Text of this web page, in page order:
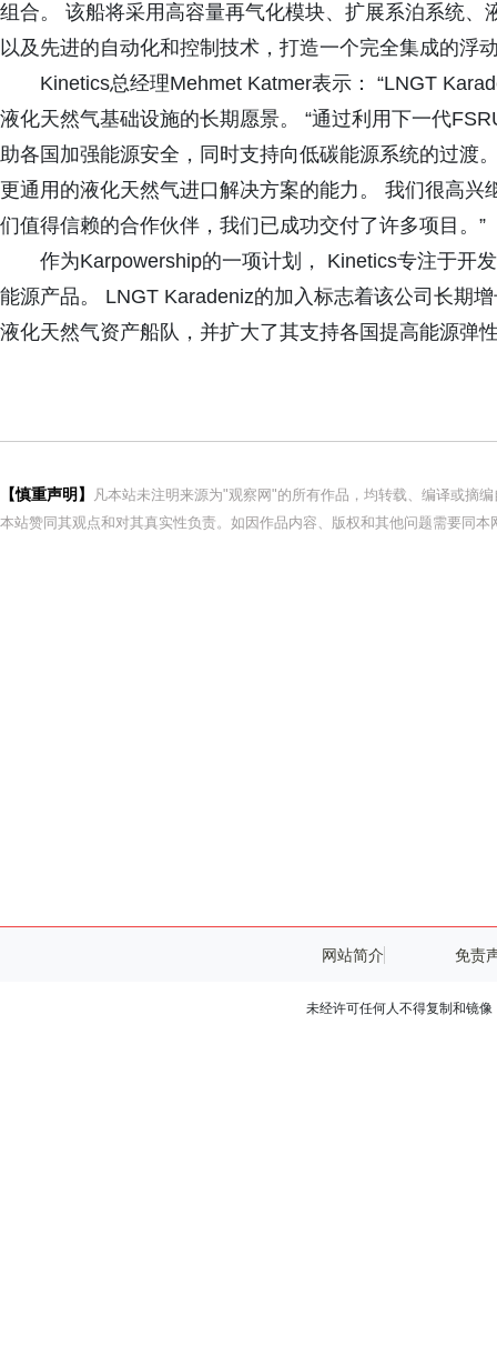
组合。 该船将采用高容量再气化模块、扩展系泊系统
以及先进的自动化和控制技术，打造一个完全集成的浮
Kinetics总经理Mehmet Katmer表示： “LNGT
液化天然气基础设施的长期愿景。 “通过利用下一代
助各国加强能源安全，同时支持向低碳能源系统的过渡
更通用的液化天然气进口解决方案的能力。 我们很高
们值得信赖的合作伙伴，我们已成功交付了许多项目。”
作为Karpowership的一项计划， Kinetics专注于开
能源产品。 LNGT Karadeniz的加入标志着该公司长期
液化天然气资产船队，并扩大了其支持各国提高能源弹
【慎重声明】
凡本站未注明来源为"观察网"的所有作品，均转载、编译或摘
本站赞同其观点和对其真实性负责。如因作品内容、版权和其他问题需要同本
网站简介 免责
未经许可任何人不得复制和镜